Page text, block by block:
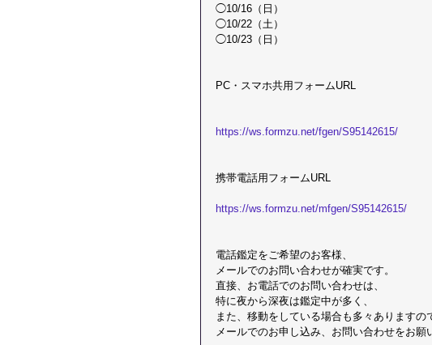
◯10/16（日）
◯10/22（土）
◯10/23（日）
PC・スマホ共用フォームURL
https://ws.formzu.net/fgen/S95142615/
携帯電話用フォームURL
https://ws.formzu.net/mfgen/S95142615/
電話鑑定をご希望のお客様、
メールでのお問い合わせが確実です。
直接、お電話でのお問い合わせは、
特に夜から深夜は鑑定中が多く、
また、移動をしている場合も多々ありますの
メールでのお申し込み、お問い合わせをお願